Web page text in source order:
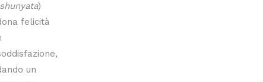
shunyata)
felicità
un